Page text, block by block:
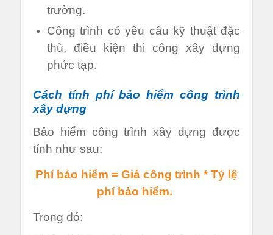
trường.
Công trình có yêu cầu kỹ thuật đặc
thù, điều kiện thi công xây dựng
phức tạp.
Cách tính phí bảo hiểm công trình
xây dựng
Bảo hiểm công trình xây dựng được
tính như sau:
Phí bảo hiểm = Giá công trình * Tỷ lệ
phí bảo hiểm.
Trong đó: